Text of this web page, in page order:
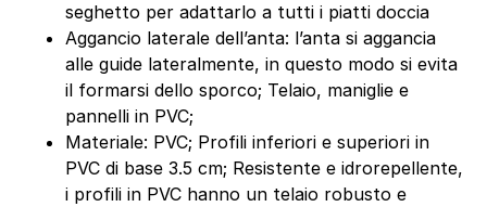
seghetto per adattarlo a tutti i piatti doccia
Aggancio laterale dell’anta: l’anta si aggancia
alle guide lateralmente, in questo modo si evita
il formarsi dello sporco; Telaio, maniglie e
pannelli in PVC;
Materiale: PVC; Profili inferiori e superiori in
PVC di base 3.5 cm; Resistente e idrorepellente,
i profili in PVC hanno un telaio robusto e